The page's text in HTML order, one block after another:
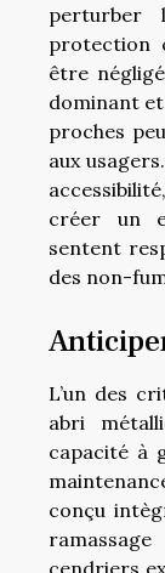
perturber
protection
être
dominant et
proches
aux
créer un
sentent
des non-
L’un des
abri
capacité à
conçu
cendriers